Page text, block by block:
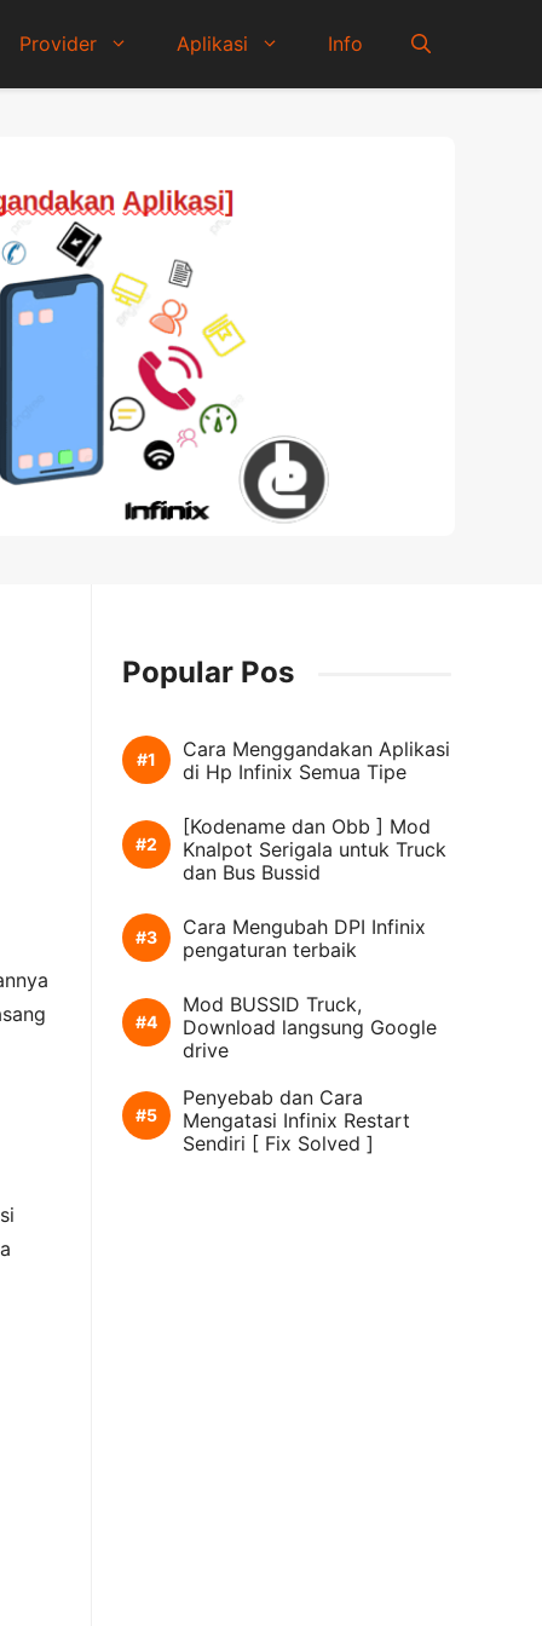
Provider Aplikasi Info
Popular Pos
Cara Menggandakan Aplikasi
di Hp Infinix Semua Tipe
[Kodename dan Obb ] Mod
Knalpot Serigala untuk Truck
dan Bus Bussid
Cara Mengubah DPI Infinix
pengaturan terbaik
Mod BUSSID Truck,
Download langsung Google
drive
Penyebab dan Cara
Mengatasi Infinix Restart
Sendiri [ Fix Solved ]